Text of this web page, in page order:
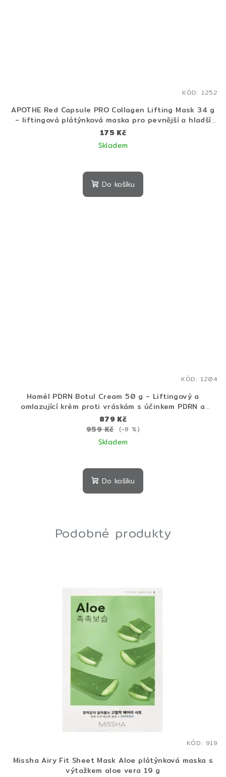
APOTHE Red Capsule PRO Collagen Lifting Mask 34 g
- liftingová plátýnková maska pro pevnější a hladší
pleť
175 Kč
Skladem
Do košíku
KÓD: 1252
Hamél PDRN Botul Cream 50 g - Liftingový a
omlazující krém proti vráskám s účinkem PDRN a
botulotoxinovým peptidem
879 Kč
959 Kč
(–8 %)
Skladem
Do košíku
KÓD: 1204
Podobné produkty
Missha Airy Fit Sheet Mask Aloe plátýnková maska s
výtažkem aloe vera 19 g
KÓD: 919